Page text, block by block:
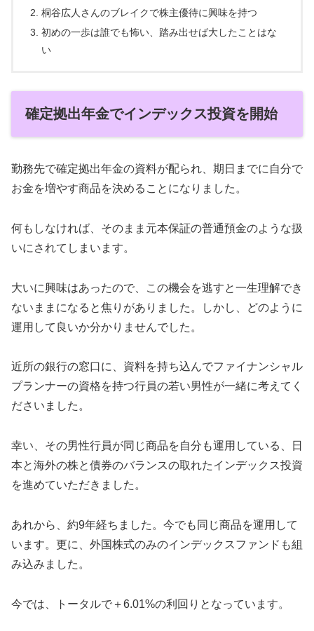
桐谷広人さんのブレイクで株主優待に興味を持つ
初めの一歩は誰でも怖い、踏み出せば大したことはな
い
確定拠出年金でインデックス投資を開始
勤務先で確定拠出年金の資料が配られ、期日までに自分で
お金を増やす商品を決めることになりました。
何もしなければ、そのまま元本保証の普通預金のような扱
いにされてしまいます。
大いに興味はあったので、この機会を逃すと一生理解でき
ないままになると焦りがありました。しかし、どのように
運用して良いか分かりませんでした。
近所の銀行の窓口に、資料を持ち込んでファイナンシャル
プランナーの資格を持つ行員の若い男性が一緒に考えてく
ださいました。
幸い、その男性行員が同じ商品を自分も運用している、日
本と海外の株と債券のバランスの取れたインデックス投資
を進めていただきました。
あれから、約9年経ちました。今でも同じ商品を運用して
います。更に、外国株式のみのインデックスファンドも組
み込みました。
今では、トータルで＋6.01%の利回りとなっています。